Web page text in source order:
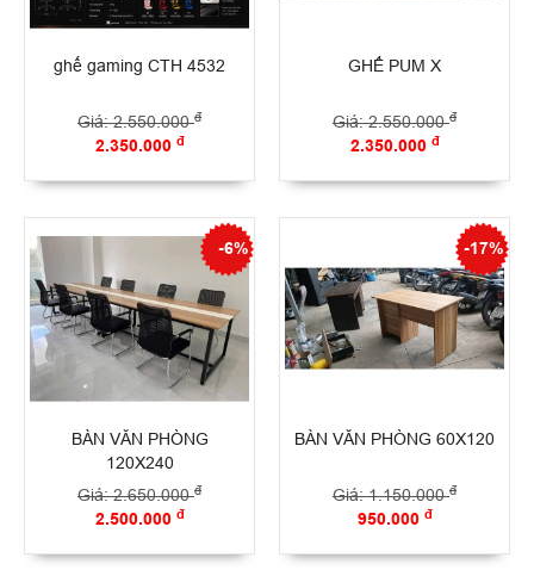
ghế gaming CTH 4532
Giá: 2.550.000đ
2.350.000 đ
GHẾ PUM X
Giá: 2.550.000đ
2.350.000 đ
-6%
BÀN VĂN PHÒNG
120X240
Giá: 2.650.000đ
2.500.000 đ
-17%
BÀN VĂN PHÒNG 60X120
Giá: 1.150.000đ
950.000 đ